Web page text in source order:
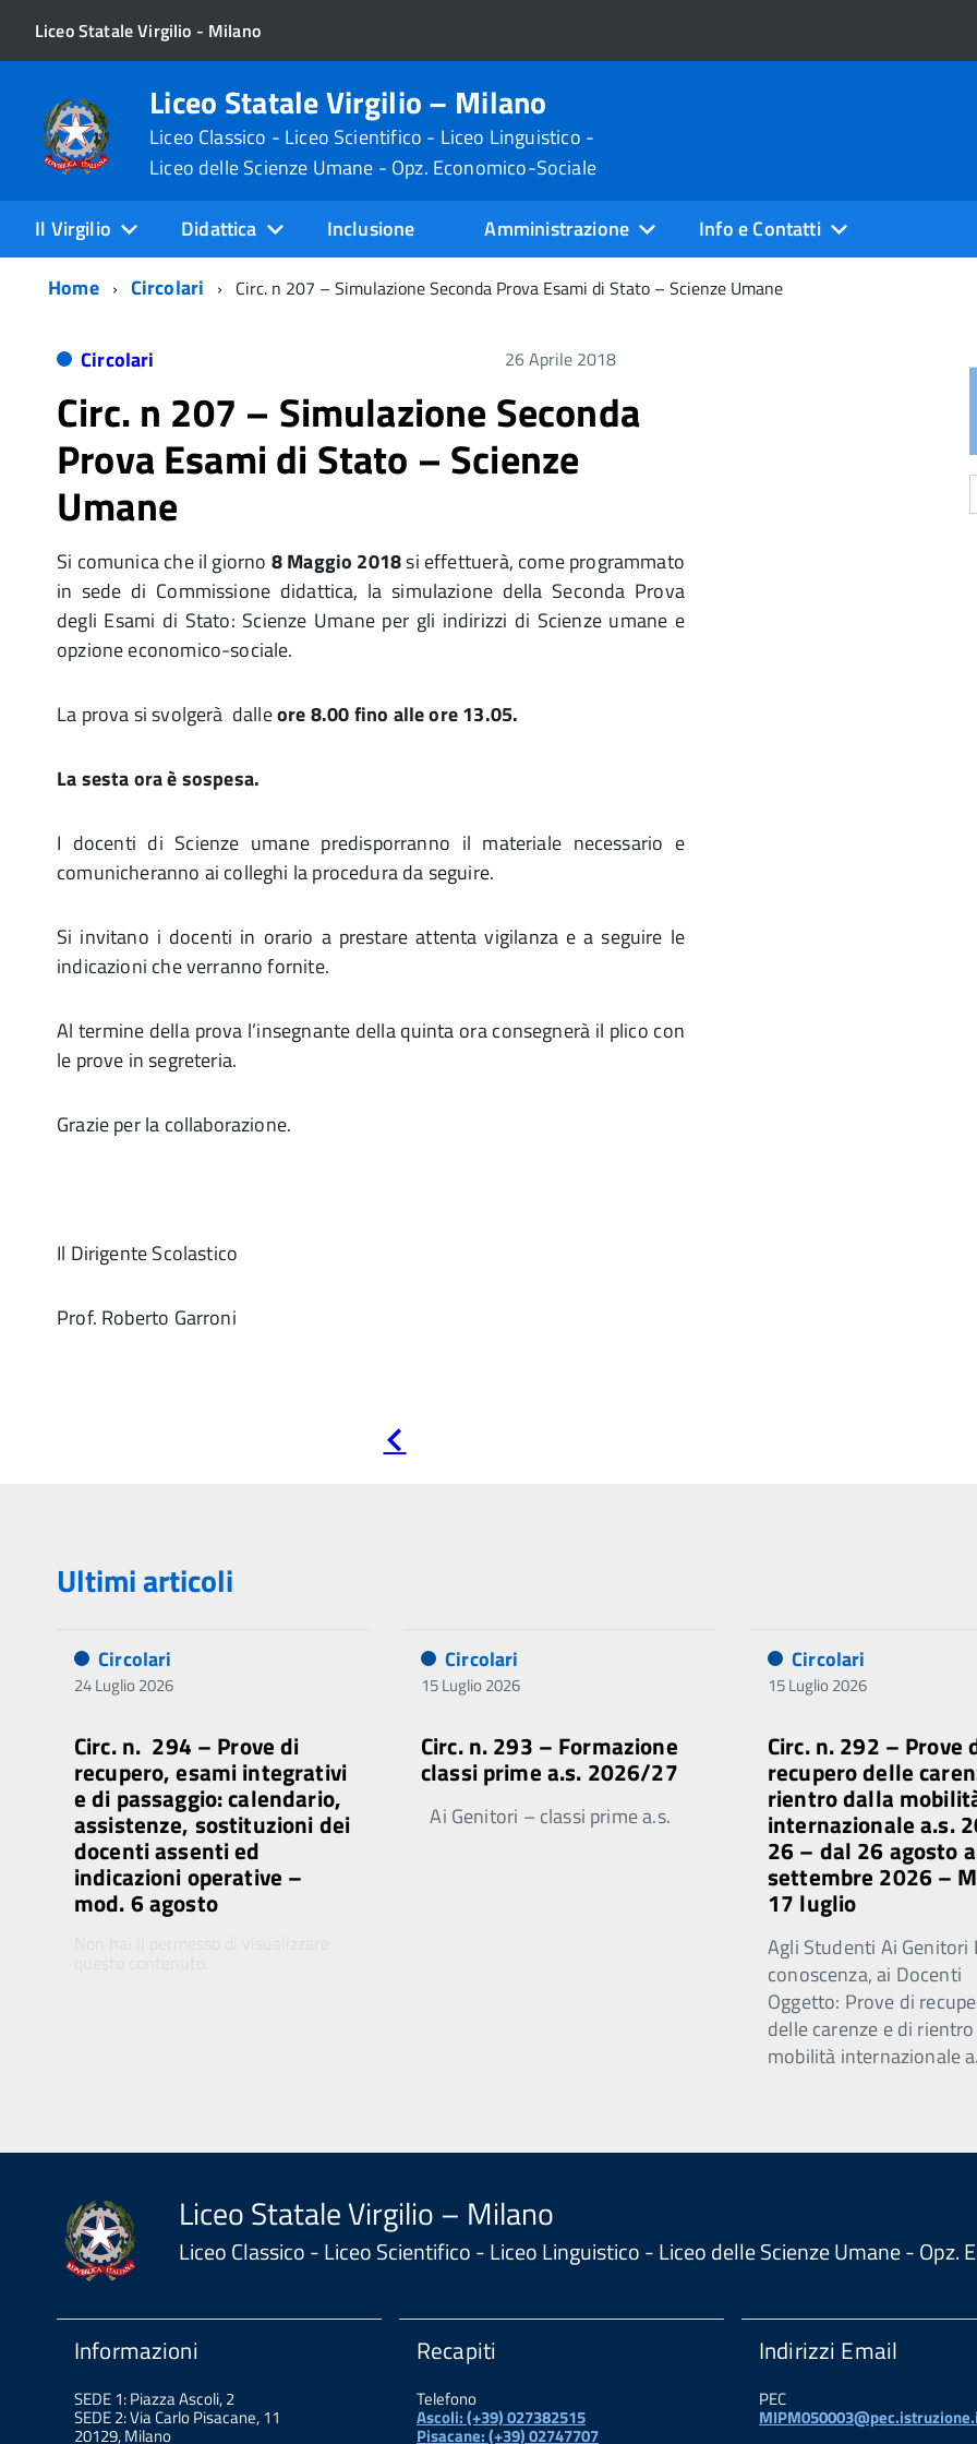
Liceo Statale Virgilio - Milano
Liceo Statale Virgilio – Milano
Liceo Classico - Liceo Scientifico - Liceo Linguistico -
Liceo delle Scienze Umane - Opz. Economico-Sociale
Il Virgilio Didattica Inclusione Amministrazione
Info e Contatti
Home
Circolari Circ. n 207 – Simulazione Seconda Prova Esami di Stato – Scienze Umane
Circolari 26 Aprile 2018
Circ. n 207 – Simulazione Seconda
Prova Esami di Stato – Scienze
Umane
Si comunica che il giorno 8 Maggio 2018si effettuerà, come programmato
in sede di Commissione didattica, la simulazione della Seconda Prova
degli Esami di Stato: Scienze Umane per gli indirizzi di Scienze umane e
opzione economico-sociale.
La prova si svolgerà dalleore 8.00 fino alle ore 13.05.
La sesta ora è sospesa.
I docenti di Scienze umane predisporranno il materiale necessario e
comunicheranno ai colleghi la procedura da seguire.
Si invitano i docenti in orario a prestare attenta vigilanza e a seguire le
indicazioni che verranno fornite.
Al termine della prova l’insegnante della quinta ora consegnerà il plico con
le prove in segreteria.
Grazie per la collaborazione.
Il Dirigente Scolastico
Prof. Roberto Garroni
precedente
Ultimi articoli
Circolari
24 Luglio 2026
Circ. n. 294 – Prove di
recupero, esami integrativi
e di passaggio: calendario,
assistenze, sostituzioni dei
docenti assenti ed
indicazioni operative –
mod. 6 agosto
Circolari
15 Luglio 2026
Circ. n. 293 – Formazione
classi prime a.s. 2026/27
Ai Genitori – classi prime a.s.
Circolari
15 Luglio 2026
Circ. n. 292 – Prove
recupero delle
rientro dalla
internazionale a.s.
26 – dal 26 agosto
settembre 2026 –
17 luglio
Agli Studenti Ai Genitori
conoscenza, ai Docenti
Oggetto: Prove di
delle carenze e di
mobilità internazionale a.
Liceo Statale Virgilio – Milano
Liceo Classico - Liceo Scientifico - Liceo Linguistico - Liceo delle Scienze Umane - Opz.
Informazioni
SEDE 1: Piazza Ascoli, 2
SEDE 2: Via Carlo Pisacane, 11
20129, Milano
Recapiti
Telefono
Ascoli: (+39) 027382515
Pisacane: (+39) 02747707
Indirizzi Email
PEC